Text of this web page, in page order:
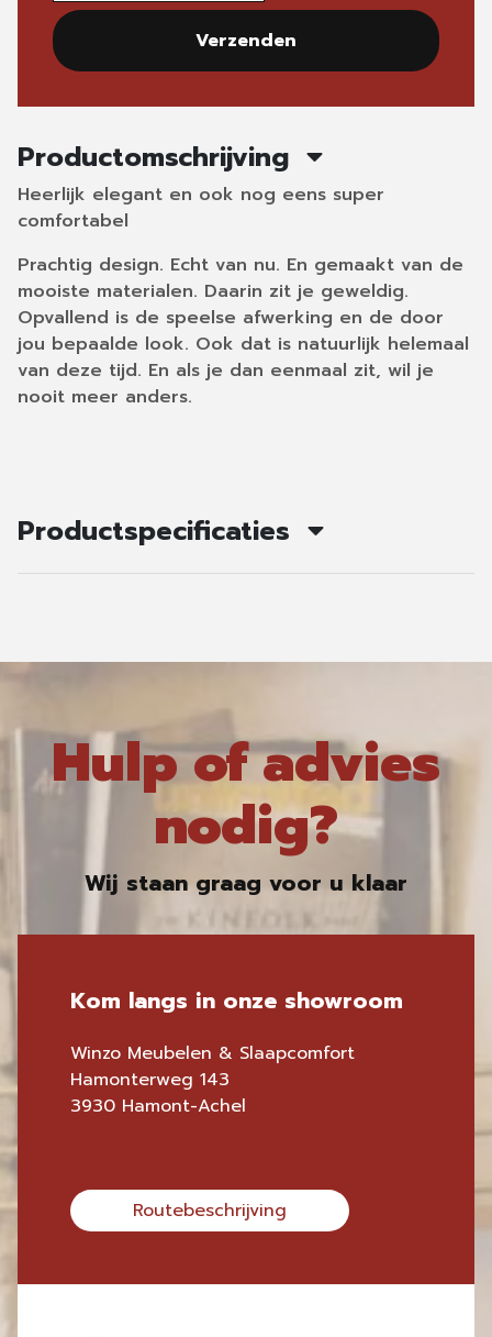
Verzenden
Productomschrijving
Heerlijk elegant en ook nog eens super
comfortabel
Prachtig design. Echt van nu. En gemaakt van de
mooiste materialen. Daarin zit je geweldig.
Opvallend is de speelse afwerking en de door
jou bepaalde look. Ook dat is natuurlijk helemaal
van deze tijd. En als je dan eenmaal zit, wil je
nooit meer anders.
Productspecificaties
Hulp of advies
nodig?
Wij staan graag voor u klaar
Kom langs in onze showroom
Winzo Meubelen & Slaapcomfort
Hamonterweg 143
3930 Hamont-Achel
Routebeschrijving